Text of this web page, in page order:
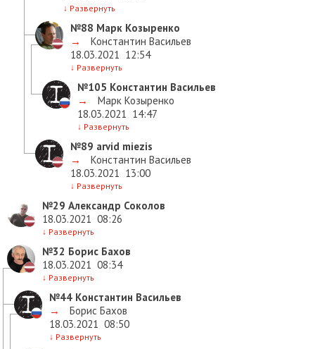
↓ Развернуть
№88 Марк Козыренко
→
Константин Васильев
18.03.2021 12:54
↓ Развернуть
№105 Константин Васильев
→
Марк Козыренко
18.03.2021 14:47
↓ Развернуть
№89 arvid miezis
→
Константин Васильев
18.03.2021 13:00
↓ Развернуть
№29 Александр Соколов
18.03.2021 08:26
↓ Развернуть
№32 Борис Бахов
18.03.2021 08:34
↓ Развернуть
№44 Константин Васильев
→
Борис Бахов
18.03.2021 08:50
↓ Развернуть